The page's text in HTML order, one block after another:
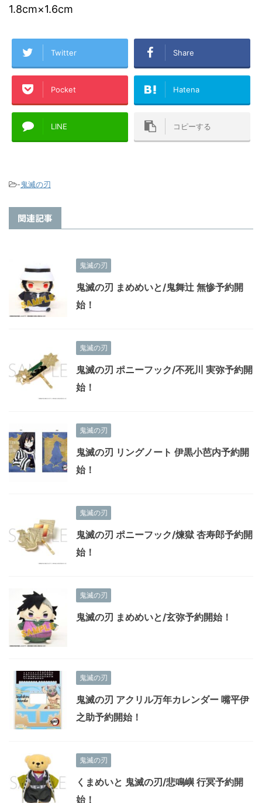
1.8cm×1.6cm
Twitter Share
Pocket Hatena
LINE コピーする
-鬼滅の刃
関連記事
鬼滅の刃
鬼滅の刃 まめめいと/鬼舞辻 無惨予約開
始！
鬼滅の刃
鬼滅の刃 ポニーフック/不死川 実弥予約開
始！
鬼滅の刃
鬼滅の刃 リングノート 伊黒小芭内予約開
始！
鬼滅の刃
鬼滅の刃 ポニーフック/煉獄 杏寿郎予約開
始！
鬼滅の刃
鬼滅の刃 まめめいと/玄弥予約開始！
鬼滅の刃
鬼滅の刃 アクリル万年カレンダー 嘴平伊
之助予約開始！
鬼滅の刃
くまめいと 鬼滅の刃/悲鳴嶼 行冥予約開
始！